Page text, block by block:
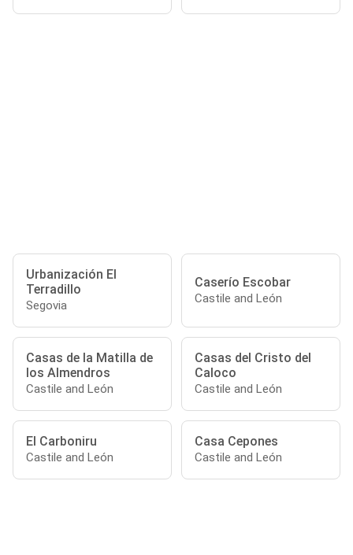
Urbanización El
Terradillo
Segovia
Caserío Escobar
Castile and León
Casas de la Matilla de
los Almendros
Castile and León
Casas del Cristo del
Caloco
Castile and León
El Carboniru
Castile and León
Casa Cepones
Castile and León